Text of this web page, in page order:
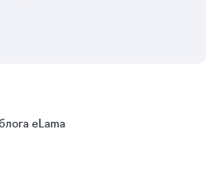
eLama